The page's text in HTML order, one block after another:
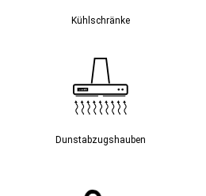
Kühlschränke
Dunst­abzugs­hauben